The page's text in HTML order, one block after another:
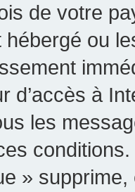
de votre
ou
d’accès à
les
»